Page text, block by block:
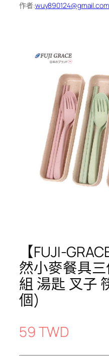
作者:wuy890124@gmail.com
【FUJI-
然小麥餐具
組 湯匙 叉子
個)
59 TWD